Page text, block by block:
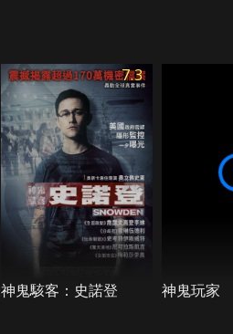
7.3
神鬼駭客：史諾登 神鬼玩家